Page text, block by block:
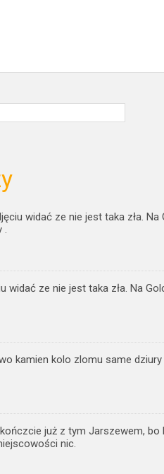
widać ze nie jest taka zła.
.
widać ze nie jest taka zła. Na
kamien kolo zlomu same
już z tym Jarszewem, bo
nic.